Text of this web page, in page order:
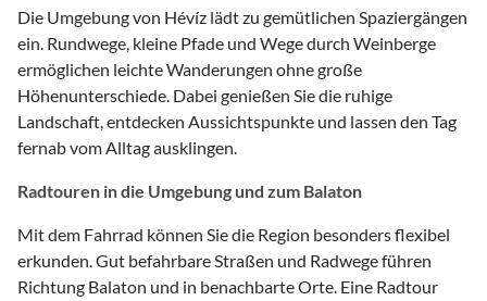
Die Umgebung von Hévíz lädt zu gemütlichen Spaziergängen
ein. Rundwege, kleine Pfade und Wege durch Weinberge
ermöglichen leichte Wanderungen ohne große
Höhenunterschiede. Dabei genießen Sie die ruhige
Landschaft, entdecken Aussichtspunkte und lassen den Tag
fernab vom Alltag ausklingen.
Radtouren in die Umgebung und zum Balaton
Mit dem Fahrrad können Sie die Region besonders flexibel
erkunden. Gut befahrbare Straßen und Radwege führen
Richtung Balaton und in benachbarte Orte. Eine Radtour